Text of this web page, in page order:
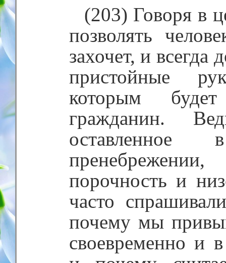
(203) Говоря в
позволять
захочет, и
пристойные
которым
гражданин.
порочность и
часто
почему мы
своевременно и